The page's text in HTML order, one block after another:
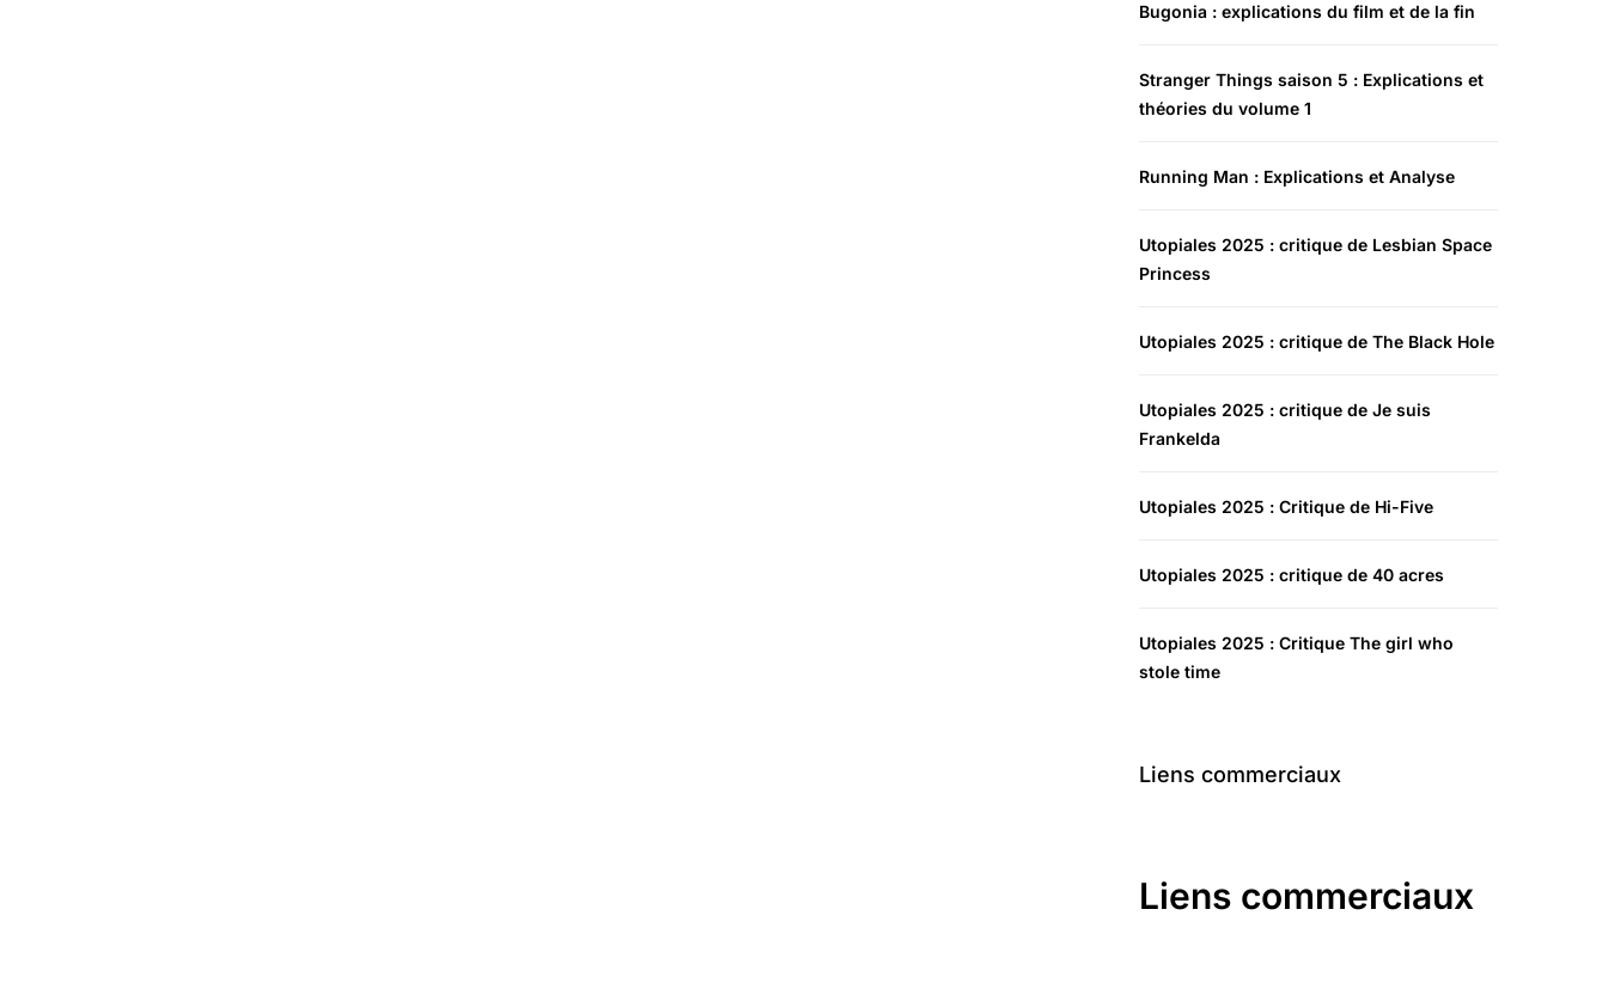
Bugonia : explications du film et de la fin
Stranger Things saison 5 : Explications et
théories du volume 1
Running Man : Explications et Analyse
Utopiales 2025 : critique de Lesbian Space
Princess
Utopiales 2025 : critique de The Black Hole
Utopiales 2025 : critique de Je suis
Frankelda
Utopiales 2025 : Critique de Hi-Five
Utopiales 2025 : critique de 40 acres
Utopiales 2025 : Critique The girl who
stole time
Liens commerciaux
Liens commerciaux